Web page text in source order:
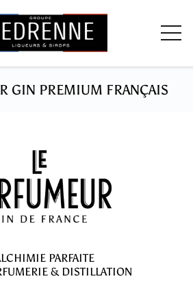
GIN PREMIUM FRANÇAIS
PARFAITE
& DISTILLATION